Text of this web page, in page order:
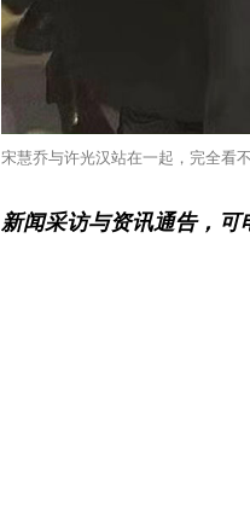
宋慧乔与许光汉站在一起，完全看
新闻采访与资讯通告，可